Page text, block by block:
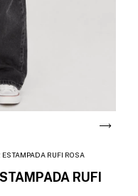
RUFI ROSA
RUFI